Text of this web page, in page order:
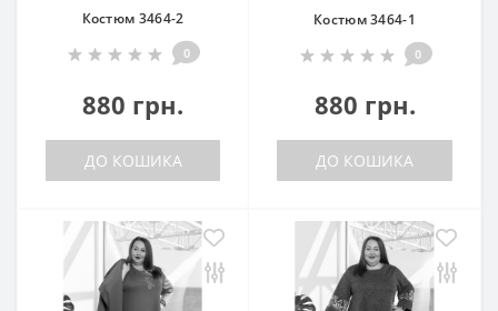
Костюм 3464-2
0
880 грн.
ДО КОШИКА
Костюм 3464-1
0
880 грн.
ДО КОШИКА